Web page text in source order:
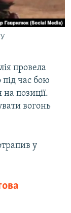
провела
під час бою
позиції.
вогонь
у